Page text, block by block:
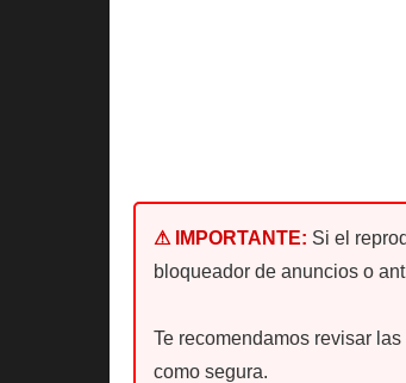
⚠ IMPORTANTE: Si el
bloqueador de anuncios o
Te recomendamos revisar
como segura.